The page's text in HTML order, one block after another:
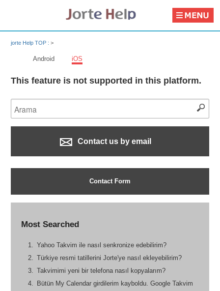
jorte Help TOP :>
Android iOS
This feature is not supported in this platform.
Contact us by email
Contact Form
Most Searched
Yahoo Takvim ile nasıl senkronize edebilirim?
Türkiye resmi tatillerini Jorte'ye nasıl ekleyebilirim?
Takvimimi yeni bir telefona nasıl kopyalarım?
Bütün My Calendar girdilerim kayboldu. Google Takvim